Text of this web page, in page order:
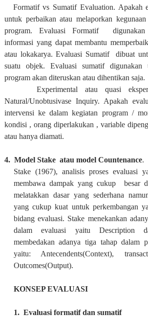
Formatif vs Sumatif Evaluation. Apakah
untuk perbaikan atau melaporkan
program. Evaluasi Formatif digunakan
informasi yang dapat membantu
atau lokakarya. Evaluasi Sumatif dibuat
suatu objek. Evaluasi sumatif digunakan
program akan diteruskan atau dihentikan saja.
Experimental atau quasi
Natural/Unobtusivase Inquiry. Apakah
intervensi ke dalam kegiatan program /
kondisi , orang diperlakukan , variable
atau hanya diamati.
4. Model Stake atau model Countenance.
Stake (1967), analisis proses evaluasi
membawa dampak yang cukup besar
melatakkan dasar yang sederhana
yang cukup kuat untuk perkembangan
bidang evaluasi. Stake menekankan
dalam evaluasi yaitu Description
membedakan adanya tiga tahap dalam
yaitu: Antecendents(Context),
Outcomes(Output).
KONSEP EVALUASI
1. Evaluasi formatif dan sumatif